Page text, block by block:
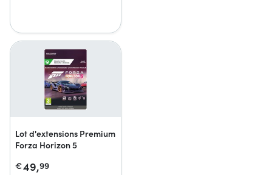
Lot d'extensions Premium
Forza Horizon 5
€49,99